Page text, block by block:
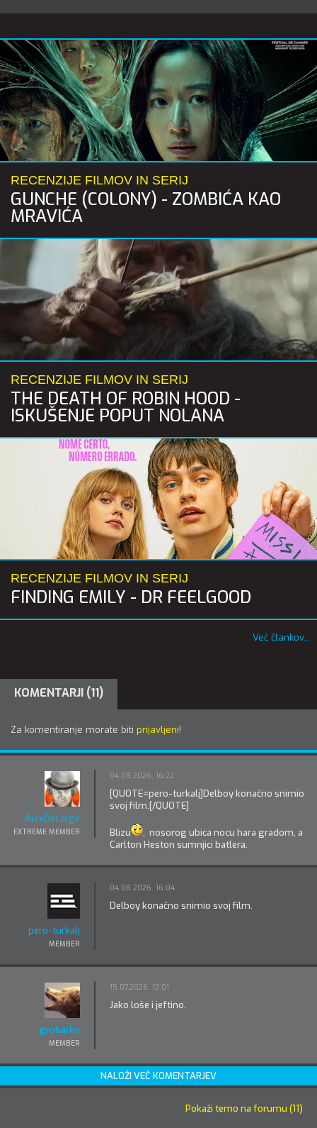
RECENZIJE FILMOV IN SERIJ
GUNCHE (COLONY) - ZOMBIĆA KAO
MRAVIĆA
RECENZIJE FILMOV IN SERIJ
THE DEATH OF ROBIN HOOD -
ISKUŠENJE POPUT NOLANA
RECENZIJE FILMOV IN SERIJ
FINDING EMILY - DR FEELGOOD
Več člankov...
KOMENTARJI (11)
Za komentiranje morate biti prijavljeni!
AlexDeLarge
EXTREME MEMBER
04.08.2026. 16:22
[QUOTE=pero-turkalj]Delboy konačno snimio
svoj film.[/QUOTE]
Blizu
, nosorog ubica nocu hara gradom, a
Carlton Heston sumnjici batlera.
pero-turkalj
MEMBER
04.08.2026. 16:04
Delboy konačno snimio svoj film.
grobarko
MEMBER
15.07.2026. 12:01
Jako loše i jeftino.
NALOŽI VEČ KOMENTARJEV
Pokaži temo na forumu (11)